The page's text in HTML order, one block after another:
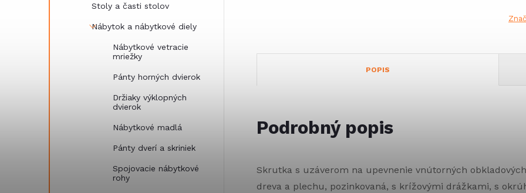
Stoly a časti stolov
Nábytok a nábytkové diely
Nábytkové vetracie
mriežky
Pánty horných dvierok
Držiaky výklopných
dvierok
Nábytkové madlá
Pánty dverí a skriniek
Spojovacie nábytkové
rohy
POPIS
Podrobný popis
Skrutka s uzáverom na upevnenie vnútorných
dreva a plechu, pozinkovaná, s krížovými drážkami, s